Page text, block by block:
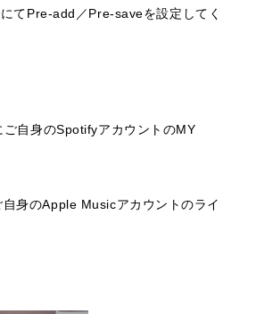
てPre-add／Pre-saveを設定してく
自身のSpotifyアカウントのMY
身のApple Musicアカウントのライ